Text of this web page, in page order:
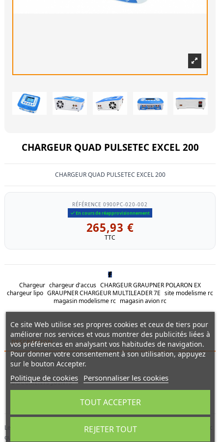
CHARGEUR QUAD PULSETEC EXCEL 200
CHARGEUR QUAD PULSETEC EXCEL 200
RÉFÉRENCE 0900PC-020-002
En cours de réapprovisionnement
265,93 €
TTC
Chargeur chargeur d'accus CHARGEUR GRAUPNER POLARON EX
chargeur lipo GRAUPNER CHARGEUR MULTILEADER 7E site modelisme rc
magasin modelisme rc magasin avion rc
DESCRIPTION
DÉTAILS DU PRODUIT
DOCUMENTS JOINTS
Le chargeur EXCEL 200 QUAD AC / DC est un chargeur à quatre sorties avec
quatre circuits indépendants pouvant charger simultanément tous les types
Ce site Web utilise ses propres cookies et ceux de tiers pour
améliorer nos services et vous montrer des publicités liées à
vos préférences en analysant vos habitudes de navigation.
Pour donner votre consentement à son utilisation, appuyez
sur le bouton Accepter.
Politique de cookies Personnaliser les cookies
REJETER TOUT
TOUT ACCEPTER